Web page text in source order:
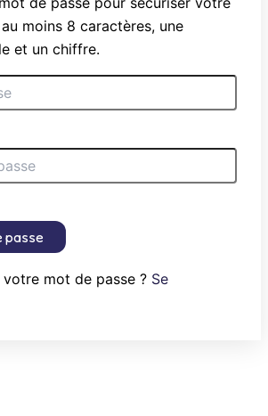
moins 8 caractères, une
et un chiffre.
passe
mot de passe ? Se